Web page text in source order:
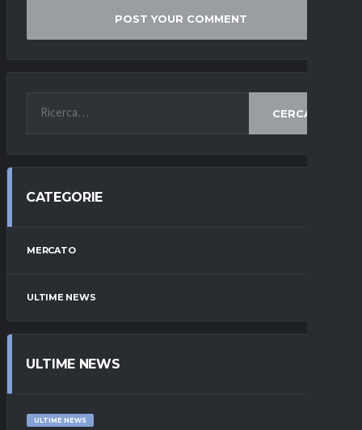
CERCA
CATEGORIE
MERCATO
ULTIME NEWS
ULTIME NEWS
ULTIME NEWS